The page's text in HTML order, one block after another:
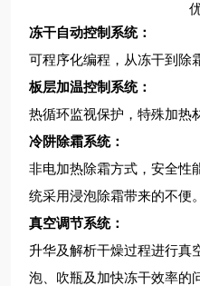
冻干自动控制系统：
可程序化编程，从冻干到除
板层加温控制系统：
热循环监视保护，特殊加热
冷阱除霜系统：
非电加热除霜方式，安全性
统采用浸泡除霜带来的不便。
真空调节系统：
升华及解析干燥过程进行真
泡、吹瓶及加快冻干效率的